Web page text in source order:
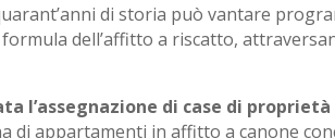
di storia può vantare
dell’affitto a riscatto,
l’assegnazione di case di proprietà
di appartamenti in affitto a canone